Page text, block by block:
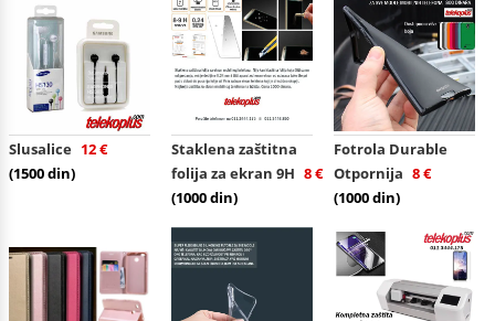
Slusalice 12 €
(1500 din)
Staklena zaštitna
folija za ekran 9H 8 €
(1000 din)
Fotrola Durable
Otpornija 8 €
(1000 din)